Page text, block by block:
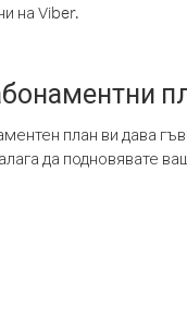
на Viber.
план ви дава
да подновявате